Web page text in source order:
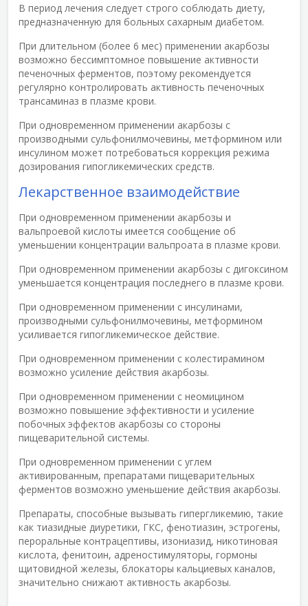
В период лечения следует строго соблюдать диету,
предназначенную для больных сахарным диабетом.
При длительном (более 6 мес) применении акарбозы
возможно бессимптомное повышение активности
печеночных ферментов, поэтому рекомендуется
регулярно контролировать активность печеночных
трансаминаз в плазме крови.
При одновременном применении акарбозы с
производными сульфонилмочевины, метформином или
инсулином может потребоваться коррекция режима
дозирования гипогликемических средств.
Лекарственное взаимодействие
При одновременном применении акарбозы и
вальпроевой кислоты имеется сообщение об
уменьшении концентрации вальпроата в плазме крови.
При одновременном применении акарбозы с дигоксином
уменьшается концентрация последнего в плазме крови.
При одновременном применении с инсулинами,
производными сульфонилмочевины, метформином
усиливается гипогликемическое действие.
При одновременном применении с колестирамином
возможно усиление действия акарбозы.
При одновременном применении с неомицином
возможно повышение эффективности и усиление
побочных эффектов акарбозы со стороны
пищеварительной системы.
При одновременном применении с углем
активированным, препаратами пищеварительных
ферментов возможно уменьшение действия акарбозы.
Препараты, способные вызывать гипергликемию, такие
как тиазидные диуретики, ГКС, фенотиазин, эстрогены,
пероральные контрацептивы, изониазид, никотиновая
кислота, фенитоин, адреностимуляторы, гормоны
щитовидной железы, блокаторы кальциевых каналов,
значительно снижают активность акарбозы.